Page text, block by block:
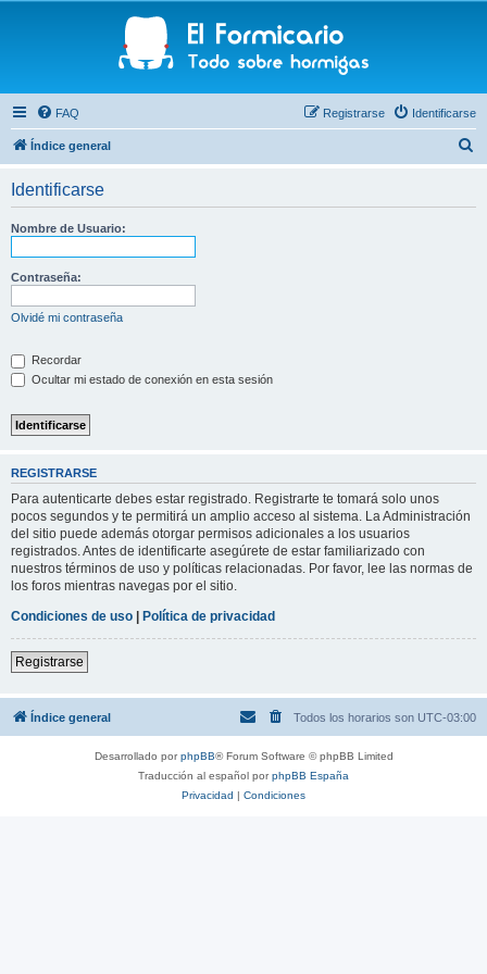
FAQ Identificarse
Registrarse
Índice general
Identificarse
Nombre de Usuario:
Contraseña:
Olvidé mi contraseña
Recordar
Ocultar mi estado de conexión en esta sesión
REGISTRARSE
Para autenticarte debes estar registrado. Registrarte te tomará solo unos
pocos segundos y te permitirá un amplio acceso al sistema. La Administración
del sitio puede además otorgar permisos adicionales a los usuarios
registrados. Antes de identificarte asegúrete de estar familiarizado con
nuestros términos de uso y políticas relacionadas. Por favor, lee las normas de
los foros mientras navegas por el sitio.
Condiciones de uso | Política de privacidad
Registrarse
Índice general Todos los horarios son UTC-03:00
Desarrollado porphpBB® Forum Software © phpBB Limited
Traducción al español porphpBB España
Privacidad | Condiciones